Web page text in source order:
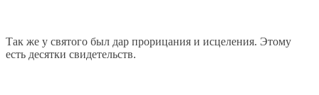
Так же у святого был дар прорицания и исцеления. Этому
есть десятки свидетельств.